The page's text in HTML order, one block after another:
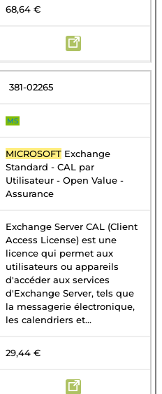
68,64 €
381-02265
MS
MICROSOFT Exchange
Standard - CAL par
Utilisateur - Open Value -
Assurance
Exchange Server CAL (Client
Access License) est une
licence qui permet aux
utilisateurs ou appareils
d'accéder aux services
d'Exchange Server, tels que
la messagerie électronique,
les calendriers et...
29,44 €